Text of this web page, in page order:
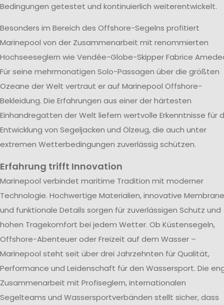
Bedingungen getestet und kontinuierlich weiterentwickelt.
Besonders im Bereich des Offshore-Segelns profitiert
Marinepool von der Zusammenarbeit mit renommierten
Hochseeseglern wie Vendée-Globe-Skipper Fabrice
Für seine mehrmonatigen Solo-Passagen über die größten
Ozeane der Welt vertraut er auf Marinepool Offshore-
Bekleidung. Die Erfahrungen aus einer der härtesten
Einhandregatten der Welt liefern wertvolle Erkenntnisse für
Entwicklung von Segeljacken und Ölzeug, die auch unter
extremen Wetterbedingungen zuverlässig schützen.
Erfahrung trifft Innovation
Marinepool verbindet maritime Tradition mit moderner
Technologie. Hochwertige Materialien, innovative
und funktionale Details sorgen für zuverlässigen Schutz und
hohen Tragekomfort bei jedem Wetter. Ob Küstensegeln,
Offshore-Abenteuer oder Freizeit auf dem Wasser –
Marinepool steht seit über drei Jahrzehnten für Qualität,
Performance und Leidenschaft für den Wassersport. Die
Zusammenarbeit mit Profiseglern, internationalen
Segelteams und Wassersportverbänden stellt sicher, dass